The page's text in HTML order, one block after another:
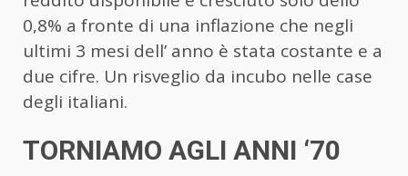
0,8% a fronte di una inflazione che negli
ultimi 3 mesi dell’ anno è stata costante e a
due cifre. Un risveglio da incubo nelle case
degli italiani.
TORNIAMO AGLI ANNI ‘70